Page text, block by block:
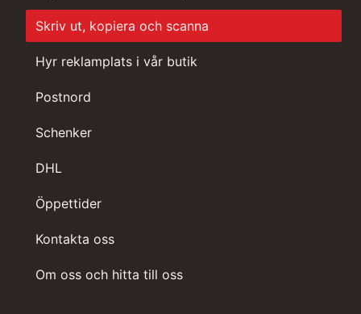
Skriv ut, kopiera och scanna
Hyr reklamplats i vår butik
Postnord
Schenker
DHL
Öppettider
Kontakta oss
Om oss och hitta till oss